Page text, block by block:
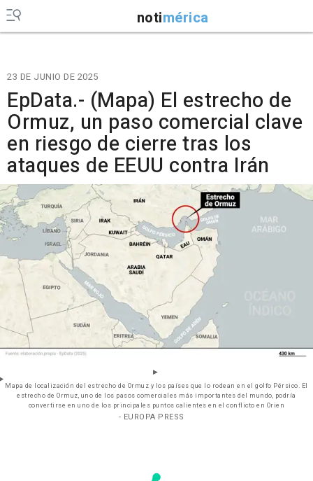
notimérica
23 DE JUNIO DE 2025
EpData.- (Mapa) El estrecho de
Ormuz, un paso comercial clave
en riesgo de cierre tras los
ataques de EEUU contra Irán
Mapa de localización del estrecho de Ormuz y los países que lo rodean en el golfo Pérsico. El
estrecho de Ormuz, uno de los pasos comerciales más importantes del mundo, podría
convertirse en uno de los principales puntos calientes en el conflicto en Orien
- EUROPA PRESS